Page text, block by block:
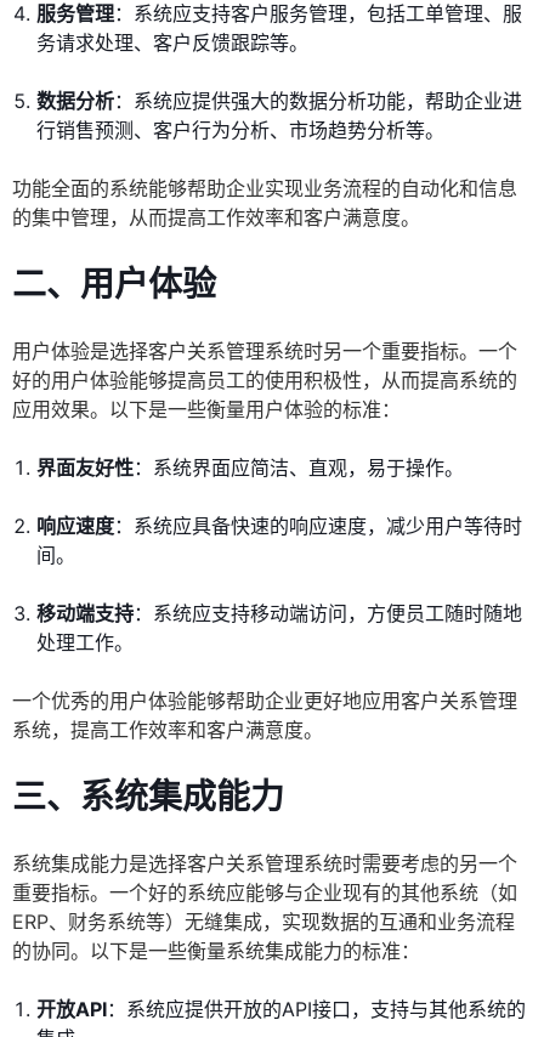
服务管理：系统应支持客户服务管理，包括工单管理、服
务请求处理、客户反馈跟踪等。
数据分析：系统应提供强大的数据分析功能，帮助企业进
行销售预测、客户行为分析、市场趋势分析等。
功能全面的系统能够帮助企业实现业务流程的自动化和信息
的集中管理，从而提高工作效率和客户满意度。
二、用户体验
用户体验是选择客户关系管理系统时另一个重要指标。一个
好的用户体验能够提高员工的使用积极性，从而提高系统的
应用效果。以下是一些衡量用户体验的标准：
界面友好性：系统界面应简洁、直观，易于操作。
响应速度：系统应具备快速的响应速度，减少用户等待时
间。
移动端支持：系统应支持移动端访问，方便员工随时随地
处理工作。
一个优秀的用户体验能够帮助企业更好地应用客户关系管理
系统，提高工作效率和客户满意度。
三、系统集成能力
系统集成能力是选择客户关系管理系统时需要考虑的另一个
重要指标。一个好的系统应能够与企业现有的其他系统（如
ERP、财务系统等）无缝集成，实现数据的互通和业务流程
的协同。以下是一些衡量系统集成能力的标准：
开放API：系统应提供开放的API接口，支持与其他系统的